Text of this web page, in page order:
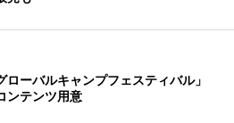
ローバルキャンプフェスティバル」
ンテンツ用意